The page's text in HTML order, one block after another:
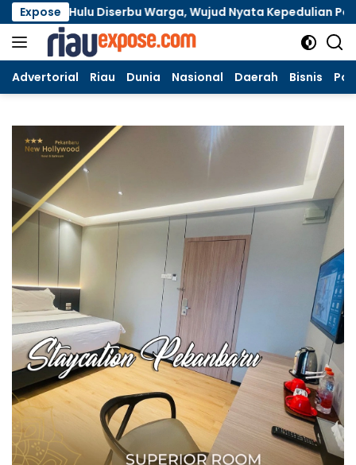
Langsung
ke
konten
Expose
Hulu Diserbu Warga, Wujud Nyata Kepedulian Polri
Advertorial Riau Dunia Nasional Daerah Bisnis